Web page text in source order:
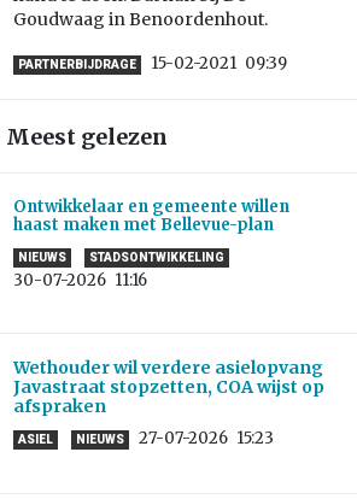
Goudwaag in Benoordenhout.
PARTNERBIJDRAGE 15-02-2021 09:39
Meest gelezen
Ontwikkelaar en gemeente willen
haast maken met Bellevue-plan
NIEUWS STADSONTWIKKELING
30-07-2026 11:16
Wethouder wil verdere asielopvang
Javastraat stopzetten, COA wijst op
afspraken
ASIEL NIEUWS 27-07-2026 15:23